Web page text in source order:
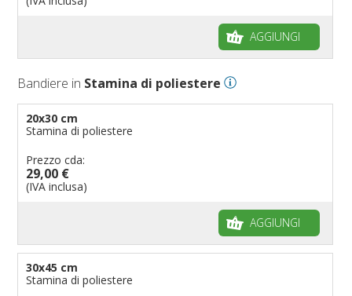
AGGIUNGI
Bandiere in Stamina di poliestere
20x30 cm
Stamina di poliestere
Prezzo cda:
29,00 €
(IVA inclusa)
AGGIUNGI
30x45 cm
Stamina di poliestere